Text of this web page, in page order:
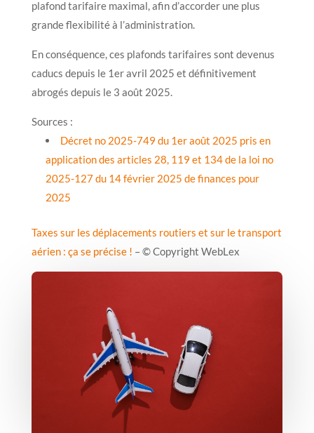
plafond tarifaire maximal, afin d’accorder une plus
grande flexibilité à l’administration.
En conséquence, ces plafonds tarifaires sont devenus
caducs depuis le 1er avril 2025 et définitivement
abrogés depuis le 3 août 2025.
Sources :
Décret no 2025-749 du 1er août 2025 pris en
application des articles 28, 119 et 134 de la loi no
2025-127 du 14 février 2025 de finances pour
2025
Taxes sur les déplacements routiers et sur le transport
aérien : ça se précise ! – © Copyright WebLex